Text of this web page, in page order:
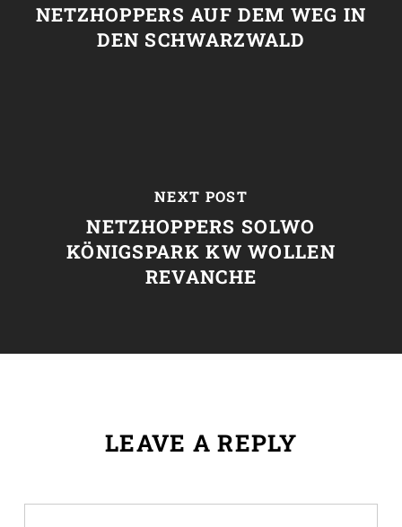
NETZHOPPERS AUF DEM WEG IN
DEN SCHWARZWALD
NEXT POST
NETZHOPPERS SOLWO
KÖNIGSPARK KW WOLLEN
REVANCHE
LEAVE A REPLY